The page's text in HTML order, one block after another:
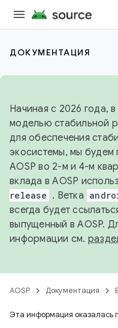
ДОКУМЕНТАЦИЯ
Начиная с 2026 года,
моделью стабильной
для обеспечения
экосистемы, мы будем
AOSP во 2-м и 4-м
вклада в AOSP
release . Ветка
всегда будет
выпущенный в AOSP.
информации см.
AOSP Документация
Эта информация оказалась